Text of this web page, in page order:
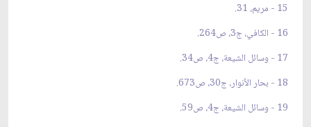
15 - مريم، 31.
16 - الكافي، ج3، ص264.
17 - وسائل الشيعة، ج4، ص34.
18 - بحار الأنوار، ج30، ص673.
19 - وسائل الشيعة، ج4، ص59.